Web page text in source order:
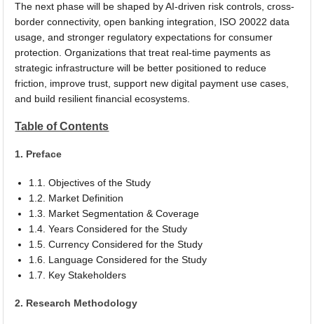
The next phase will be shaped by AI-driven risk controls, cross-
border connectivity, open banking integration, ISO 20022 data
usage, and stronger regulatory expectations for consumer
protection. Organizations that treat real-time payments as
strategic infrastructure will be better positioned to reduce
friction, improve trust, support new digital payment use cases,
and build resilient financial ecosystems.
Table of Contents
1. Preface
1.1. Objectives of the Study
1.2. Market Definition
1.3. Market Segmentation & Coverage
1.4. Years Considered for the Study
1.5. Currency Considered for the Study
1.6. Language Considered for the Study
1.7. Key Stakeholders
2. Research Methodology